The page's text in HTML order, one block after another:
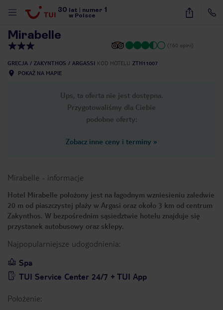
30 lat numer 1
w Polsce
18
Mirabelle
(160 opinii)
GRECJA ZAKYNTHOS ARGASSI KOD HOTELU ZTH11007
POKAŻ NA MAPIE
Ups, ta oferta nie jest dostępna.
Przygotowaliśmy dla Ciebie
podobne oferty:
Zobacz inne ceny i terminy »
Mirabelle - informacje
Hotel Mirabelle położony jest na łagodnym wzniesieniu zaledwie
20 m od piaszczystej plaży w Argasi oraz około 3 km od centrum
Zakynthos. W bezpośrednim sąsiedztwie hotelu znajduje się
przystanek autobusowy oraz sklepy.
Najpopularniejsze udogodnienia:
Spa
TUI Service Center 24/7 + TUI App
Położenie: